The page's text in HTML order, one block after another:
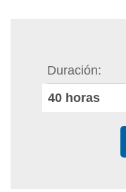
Duración
40 horas